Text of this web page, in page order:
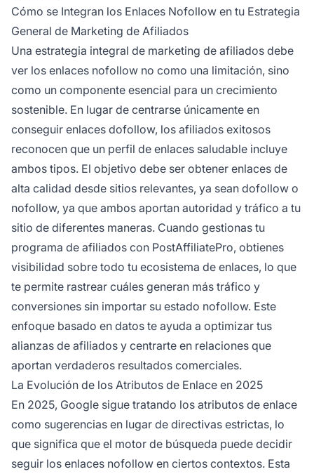
Cómo se Integran los Enlaces Nofollow en tu Estrategia
General de Marketing de Afiliados
Una estrategia integral de marketing de afiliados debe
ver los enlaces nofollow no como una limitación, sino
como un componente esencial para un crecimiento
sostenible. En lugar de centrarse únicamente en
conseguir enlaces dofollow, los afiliados exitosos
reconocen que un perfil de enlaces saludable incluye
ambos tipos. El objetivo debe ser obtener enlaces de
alta calidad desde sitios relevantes, ya sean dofollow o
nofollow, ya que ambos aportan autoridad y tráfico a tu
sitio de diferentes maneras. Cuando gestionas tu
programa de afiliados con PostAffiliatePro, obtienes
visibilidad sobre todo tu ecosistema de enlaces, lo que
te permite rastrear cuáles generan más tráfico y
conversiones sin importar su estado nofollow. Este
enfoque basado en datos te ayuda a optimizar tus
alianzas de afiliados y centrarte en relaciones que
aportan verdaderos resultados comerciales.
La Evolución de los Atributos de Enlace en 2025
En 2025, Google sigue tratando los atributos de enlace
como sugerencias en lugar de directivas estrictas, lo
que significa que el motor de búsqueda puede decidir
seguir los enlaces nofollow en ciertos contextos. Esta